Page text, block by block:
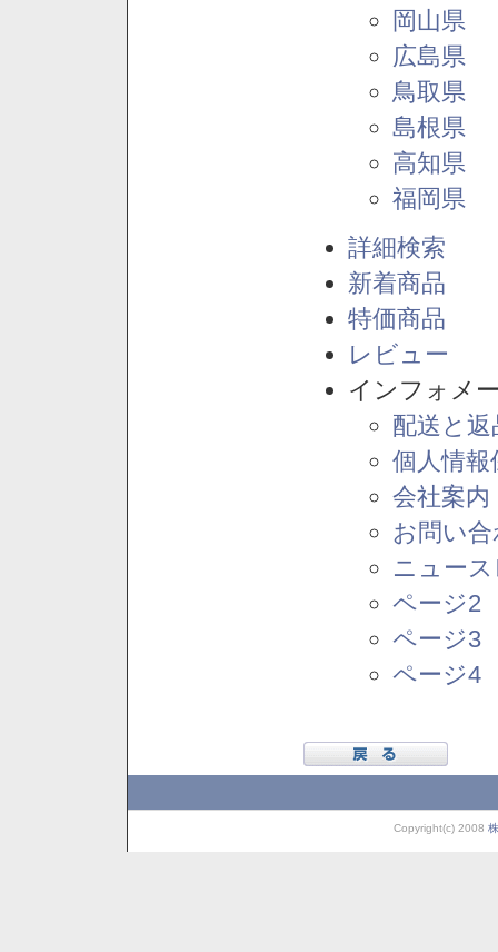
岡山県
広島県
鳥取県
島根県
高知県
福岡県
詳細検索
新着商品
特価商品
レビュー
インフォメ
配送と
個人情報
会社案内
お問い
ニュー
ページ2
ページ3
ページ4
Copyright(c) 2008